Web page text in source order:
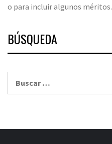
o para incluir algunos méritos.
BÚSQUEDA